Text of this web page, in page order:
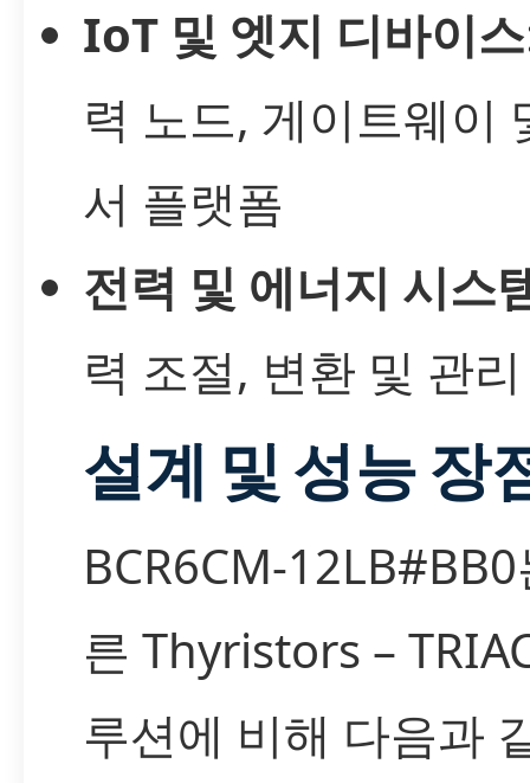
IoT 및 엣지 디바이스
력 노드, 게이트웨이
서 플랫폼
전력 및 에너지 시스
력 조절, 변환 및 관
설계 및 성능 장
BCR6CM-
른 Thyristors –
루션에 비해 다음과